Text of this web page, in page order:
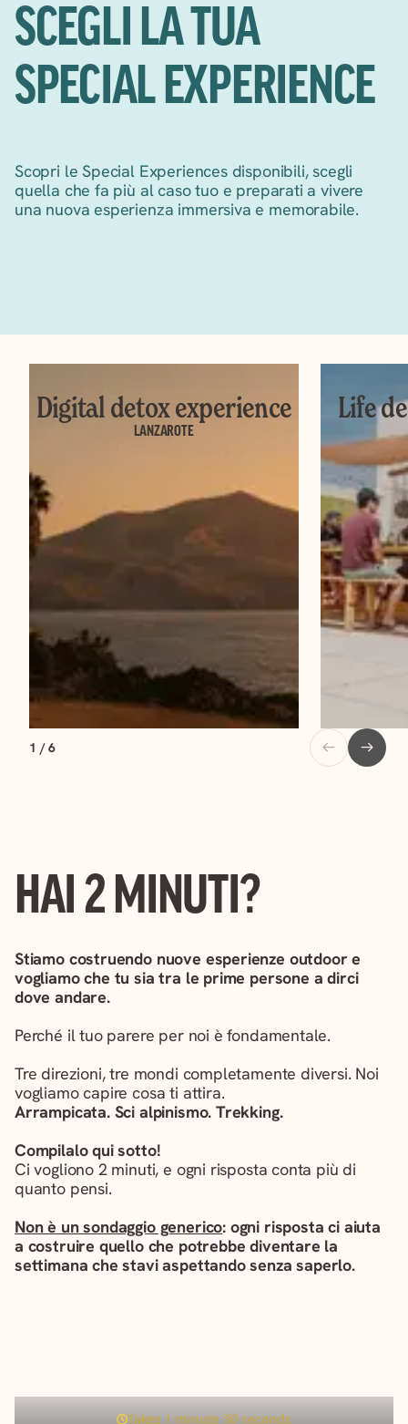
SCEGLI LA TUA
SPECIAL EXPERIENCE
Scopri le Special Experiences disponibili, scegli
quella che fa più al caso tuo e preparati a vivere
una nuova esperienza immersiva e memorabile.
Digital detox experience
LANZAROTE
Life
1 / 6
HAI 2 MINUTI?
Stiamo costruendo nuove esperienze outdoor e
vogliamo che tu sia tra le prime persone a dirci
dove andare.
Perché il tuo parere per noi è fondamentale.
Tre direzioni, tre mondi completamente diversi. Noi
vogliamo capire cosa ti attira.
Arrampicata. Sci alpinismo. Trekking.
Compilalo qui sotto!
Ci vogliono 2 minuti, e ogni risposta conta più di
quanto pensi.
Non è un sondaggio generico: ogni risposta ci aiuta
a costruire quello che potrebbe diventare la
settimana che stavi aspettando senza saperlo.